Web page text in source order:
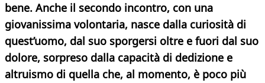
bene. Anche il secondo incontro, con una
giovanissima volontaria, nasce dalla curiosità di
quest’uomo, dal suo sporgersi oltre e fuori dal suo
dolore, sorpreso dalla capacità di dedizione e
altruismo di quella che, al momento, è poco più